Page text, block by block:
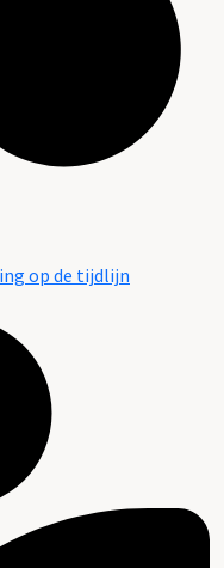
op de tijdlijn